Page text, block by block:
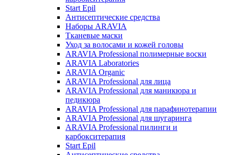
Start Epil
Антисептические средства
Наборы ARAVIA
Тканевые маски
Уход за волосами и кожей головы
ARAVIA Professional полимерные воски
ARAVIA Laboratories
ARAVIA Organic
ARAVIA Professional для лица
ARAVIA Professional для маникюра и
педикюра
ARAVIA Professional для парафинотерапии
ARAVIA Professional для шугаринга
ARAVIA Professional пилинги и
карбокситерапия
Start Epil